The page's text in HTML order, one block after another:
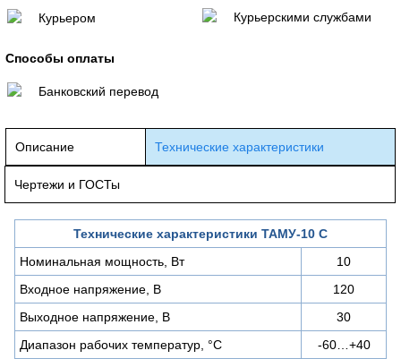
Курьером
Курьерскими службами
Способы оплаты
Банковский перевод
Описание Технические характеристики
Чертежи и ГОСТы
Технические характеристики ТАМУ-10 С
Номинальная мощность, Вт
10
Входное напряжение, В
120
Выходное напряжение, В
30
Диапазон рабочих температур, °С
-60…+40